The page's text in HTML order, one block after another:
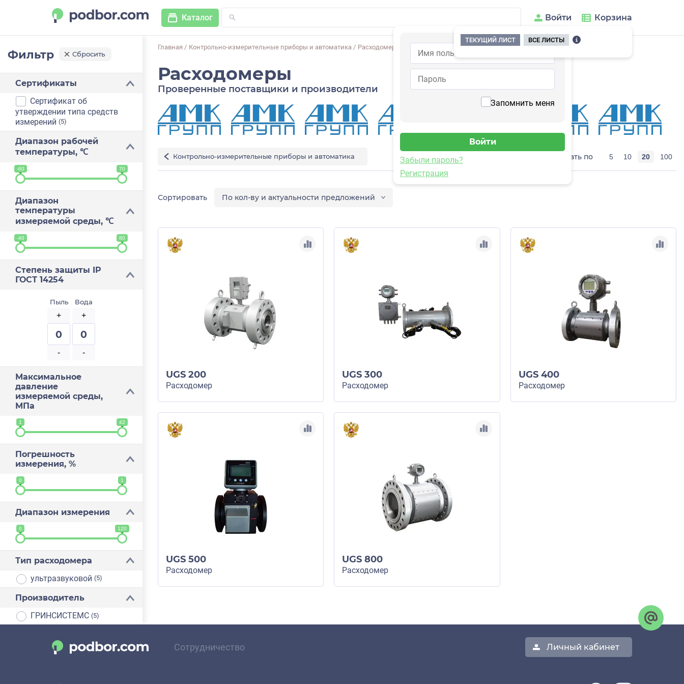
Каталог Войти
Запомнить меня
Забыли пароль?
Регистрация
Корзина
ТЕКУЩИЙ ЛИСТ ВСЕ ЛИСТЫ
Фильтр Сбросить
Сертификаты
Сертификат об
утверждении типа средств
измерений (5)
Диапазон рабочей
температуры, ℃
-60 70
Диапазон
температуры
измеряемой среды, ℃
-40 80
Степень защиты IP
ГОСТ 14254
Пыль
-
0
+
Вода
-
0
+
Максимальное
давление
измеряемой среды,
МПа
1 42
Погрешность
измерения, %
0 1
Диапазон измерения
0 120
Тип расходомера
ультразвуковой (5)
Производитель
ГРИНСИСТЕМС (5)
Главная / Контрольно-измерительные приборы и автоматика / Расходомеры
Расходомеры
Проверенные поставщики и производители
Контрольно-измерительные приборы и автоматика показывать по 5 10 20 100
По кол-ву и актуальности предложений
UGS 200
Расходомер
UGS 300
Расходомер
UGS 400
Расходомер
UGS 500
Расходомер
UGS 800
Расходомер
Сотрудничество Личный кабинет